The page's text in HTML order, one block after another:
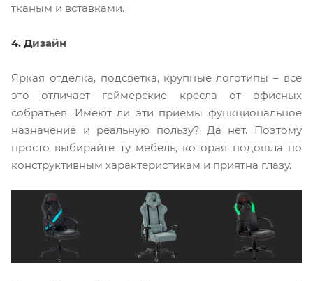
тканым и вставками.
4. Дизайн
Яркая отделка, подсветка, крупные логотипы – все
это отличает геймерские кресла от офисных
собратьев. Имеют ли эти приемы функциональное
назначение и реальную пользу? Да нет. Поэтому
просто выбирайте ту мебель, которая подошла по
конструктивным характеристикам и приятна глазу.